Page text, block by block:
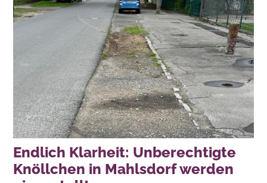
Endlich Klarheit: Unberechtigte
Knöllchen in Mahlsdorf werden